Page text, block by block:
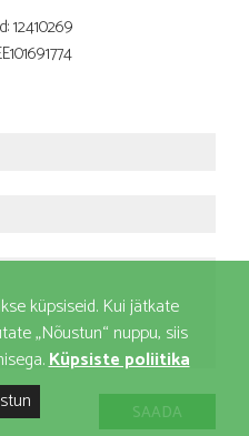
küpsiseid. Kui jätkate
„Nõustun“ nuppu, siis
Küpsiste poliitika
12410269